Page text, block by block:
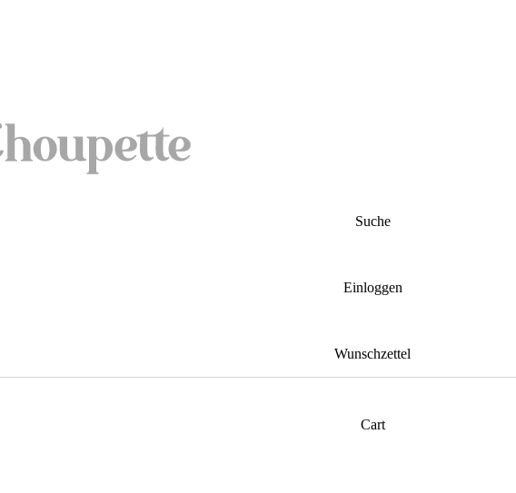
Suche
Einloggen
Wunschzettel
Cart